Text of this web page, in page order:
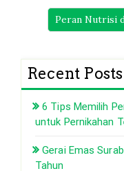
Peran Nutrisi
Recent Posts
6 Tips Memilih
untuk Pernikahan
Gerai Emas
Tahun